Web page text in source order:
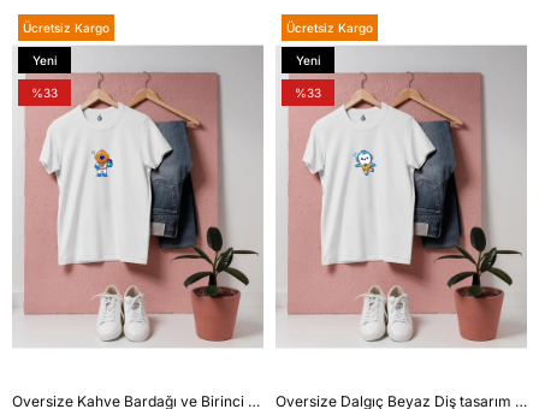
Oversize Kahve Bardağı ve Birinci Sınıf Dalgıç tasarım unisex T-shirt
Ücretsiz Kargo
Yeni
Ürün
%33
Oversize Dalgıç Beyaz Diş tasarım unisex T-shirt
Ücretsiz Kargo
Yeni
Ürün
%33